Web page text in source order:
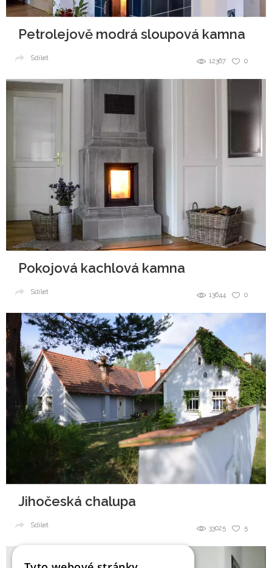
Petrolejově modrá sloupová kamna
0
12367
Sdílet
Pokojová kachlová kamna
0
13644
Sdílet
Jihočeská chalupa
5
33025
Sdílet